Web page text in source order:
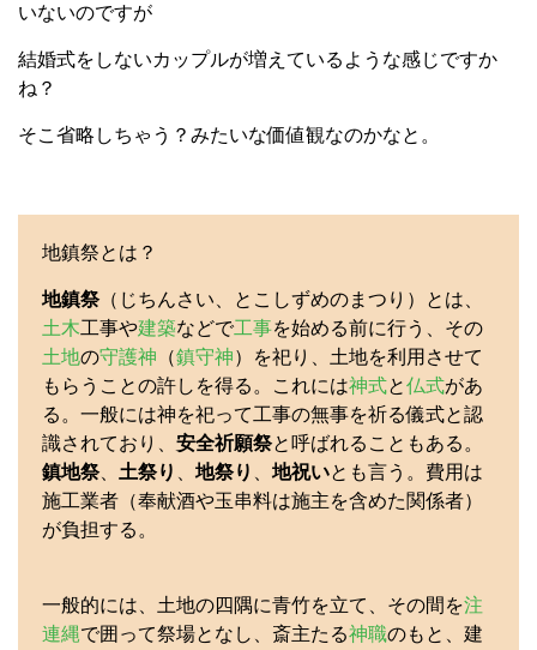
いないのですが
結婚式をしないカップルが増えているような感じですか
ね？
そこ省略しちゃう？みたいな価値観なのかなと。
地鎮祭とは？
地鎮祭（じちんさい、とこしずめのまつり）とは、
土木工事や建築などで工事を始める前に行う、その
土地の守護神 （鎮守神）を祀り、土地を利用させて
もらうことの許しを得る。これには神式と仏式があ
る。一般には神を祀って工事の無事を祈る儀式と認
識されており、 安全祈願祭と呼ばれることもある。
鎮地祭、 土祭り 地祭り 地祝いとも言う。費用は
施工業者（奉献酒や玉串料は施主を含めた関係者）
が負担する。
一般的には、土地の四隅に青竹を立て、その間を注
連縄で囲って祭場となし、斎主たる神職のもと、建